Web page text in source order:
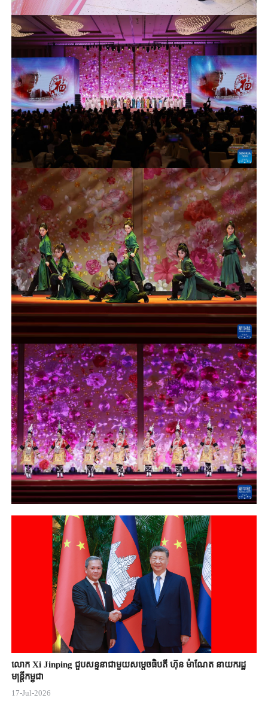
លោក Xi Jinping ជួបសន្ទនាជាមួយសម្តេចធិបតី ហ៊ុន ម៉ាណែត នាយករដ្ឋ
មន្ត្រីកម្ពុជា
17-Jul-2026